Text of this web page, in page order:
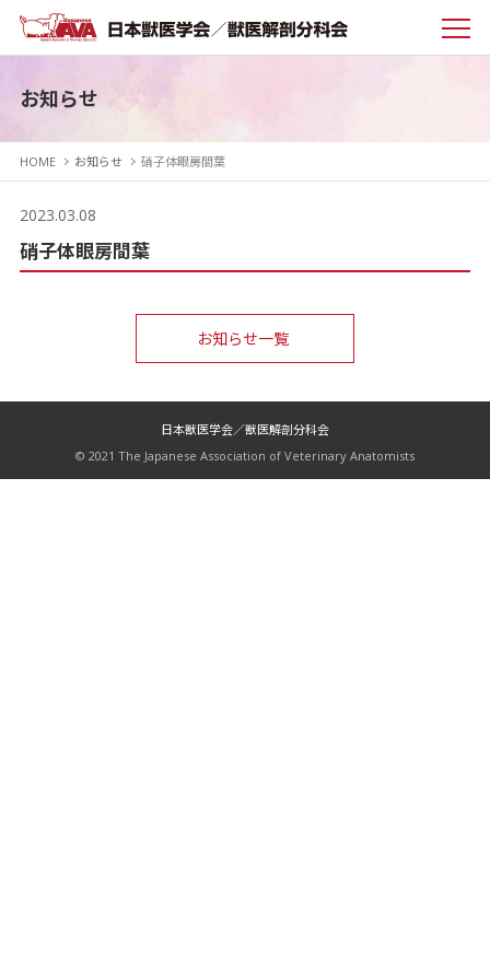
お知らせ
HOME お知らせ 硝子体眼房間葉
2023.03.08
硝子体眼房間葉
お知らせ一覧
日本獣医学会／獣医解剖分科会
© 2021 The Japanese Association of Veterinary Anatomists